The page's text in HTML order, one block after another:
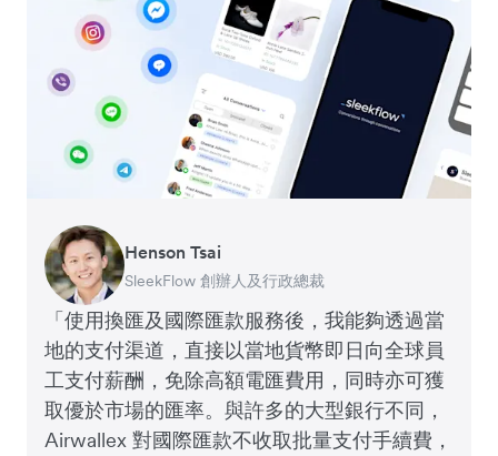
「使用換匯及國際匯款服務後，我能夠透過當
地的支付渠道，直接以當地貨幣即日向全球員
工支付薪酬，免除高額電匯費用，同時亦可獲
取優於市場的匯率。與許多的大型銀行不同，
Airwallex 對國際匯款不收取批量支付手續費，
Henson Tsai
SleekFlow 創辦人及行政總裁
Tomy Wu
MyiCellar 共同創辦人